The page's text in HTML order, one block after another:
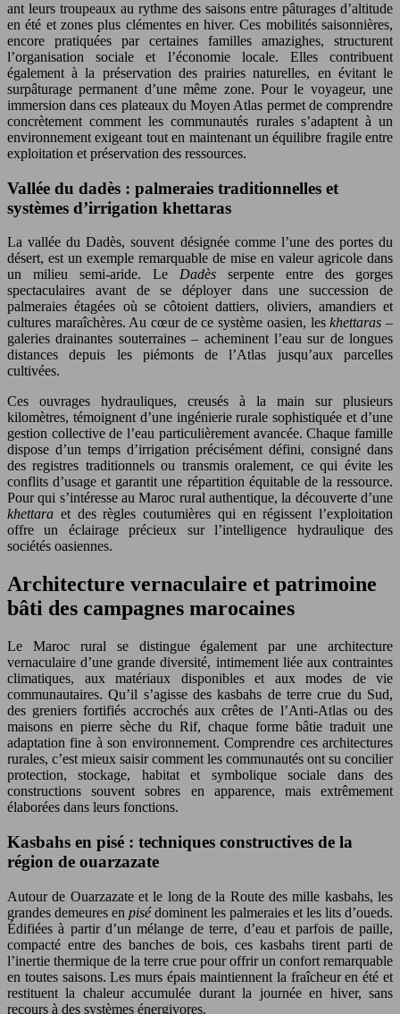
ant leurs troupeaux au rythme des saisons entre pâturages d’altitude
en été et zones plus clémentes en hiver. Ces mobilités saisonnières,
encore pratiquées par certaines familles amazighes, structurent
l’organisation sociale et l’économie locale. Elles contribuent
également à la préservation des prairies naturelles, en évitant le
surpâturage permanent d’une même zone. Pour le voyageur, une
immersion dans ces plateaux du Moyen Atlas permet de comprendre
concrètement comment les communautés rurales s’adaptent à un
environnement exigeant tout en maintenant un équilibre fragile entre
exploitation et préservation des ressources.
Vallée du dadès : palmeraies traditionnelles et
systèmes d’irrigation khettaras
La vallée du Dadès, souvent désignée comme l’une des portes du
désert, est un exemple remarquable de mise en valeur agricole dans
un milieu semi-aride. Le Dadès serpente entre des gorges
spectaculaires avant de se déployer dans une succession de
palmeraies étagées où se côtoient dattiers, oliviers, amandiers et
cultures maraîchères. Au cœur de ce système oasien, leskhettaras –
galeries drainantes souterraines – acheminent l’eau sur de longues
distances depuis les piémonts de l’Atlas jusqu’aux parcelles
cultivées.
Ces ouvrages hydrauliques, creusés à la main sur plusieurs
kilomètres, témoignent d’une ingénierie rurale sophistiquée et d’une
gestion collective de l’eau particulièrement avancée. Chaque famille
dispose d’un temps d’irrigation précisément défini, consigné dans
des registres traditionnels ou transmis oralement, ce qui évite les
conflits d’usage et garantit une répartition équitable de la ressource.
Pour qui s’intéresse au Maroc rural authentique, la découverte d’une
khettara et des règles coutumières qui en régissent l’exploitation
offre un éclairage précieux sur l’intelligence hydraulique des
sociétés oasiennes.
Architecture vernaculaire et patrimoine
bâti des campagnes marocaines
Le Maroc rural se distingue également par une architecture
vernaculaire d’une grande diversité, intimement liée aux contraintes
climatiques, aux matériaux disponibles et aux modes de vie
communautaires. Qu’il s’agisse des kasbahs de terre crue du Sud,
des greniers fortifiés accrochés aux crêtes de l’Anti-Atlas ou des
maisons en pierre sèche du Rif, chaque forme bâtie traduit une
adaptation fine à son environnement. Comprendre ces architectures
rurales, c’est mieux saisir comment les communautés ont su concilier
protection, stockage, habitat et symbolique sociale dans des
constructions souvent sobres en apparence, mais extrêmement
élaborées dans leurs fonctions.
Kasbahs en pisé : techniques constructives de la
région de ouarzazate
Autour de Ouarzazate et le long de la Route des mille kasbahs, les
grandes demeures en pisédominent les palmeraies et les lits d’oueds.
Édifiées à partir d’un mélange de terre, d’eau et parfois de paille,
compacté entre des banches de bois, ces kasbahs tirent parti de
l’inertie thermique de la terre crue pour offrir un confort remarquable
en toutes saisons. Les murs épais maintiennent la fraîcheur en été et
restituent la chaleur accumulée durant la journée en hiver, sans
recours à des systèmes énergivores.